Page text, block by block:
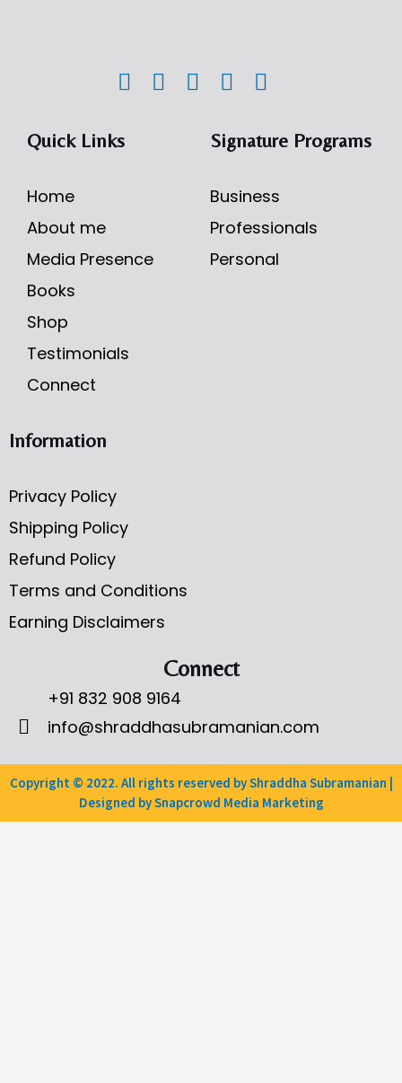
Quick Links
Home
About me
Media Presence
Books
Shop
Testimonials
Connect
Signature Programs
Business
Professionals
Personal
Information
Privacy Policy
Shipping Policy
Refund Policy
Terms and Conditions
Earning Disclaimers
Connect
+91 832 908 9164
info@shraddhasubramanian.com
Copyright © 2022. All rights reserved by Shraddha Subramanian |
Designed by Snapcrowd Media Marketing